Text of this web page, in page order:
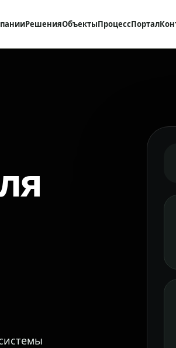
РешенияОбъектыПроцессПортал